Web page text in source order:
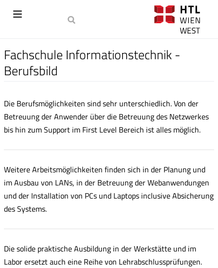
Fachschule Informationstechnik -
Berufsbild
Die Berufsmöglichkeiten sind sehr unterschiedlich. Von der
Betreuung der Anwender über die Betreuung des Netzwerkes
bis hin zum Support im First Level Bereich ist alles möglich.
Weitere Arbeitsmöglichkeiten finden sich in der Planung und
im Ausbau von LANs, in der Betreuung der Webanwendungen
und der Installation von PCs und Laptops inclusive Absicherung
des Systems.
Die solide praktische Ausbildung in der Werkstätte und im
Labor ersetzt auch eine Reihe von Lehrabschlussprüfungen.